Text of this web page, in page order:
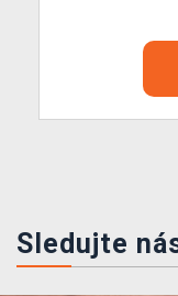
Sledujte